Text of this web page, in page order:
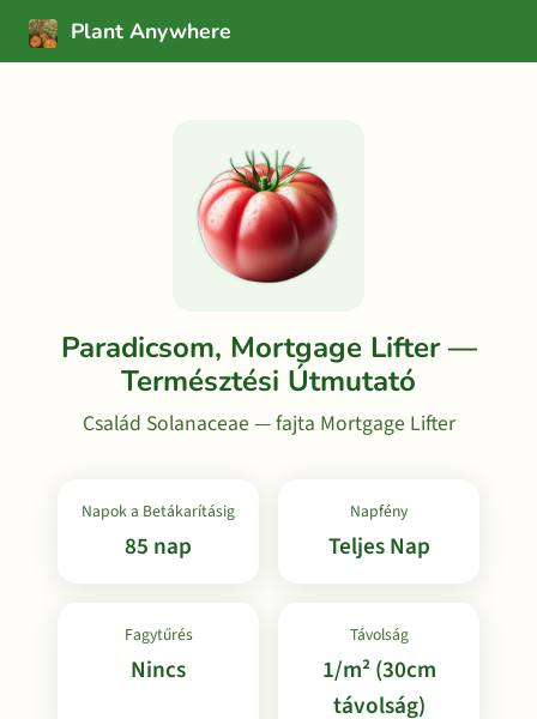
Plant Anywhere
Paradicsom, Mortgage Lifter —
Természtési Útmutató
Család Solanaceae — fajta Mortgage Lifter
Napok a Betákarításig
85 nap
Napfény
Teljes Nap
Fagytűrés
Nincs
Távolság
1/m² (30cm
távolság)